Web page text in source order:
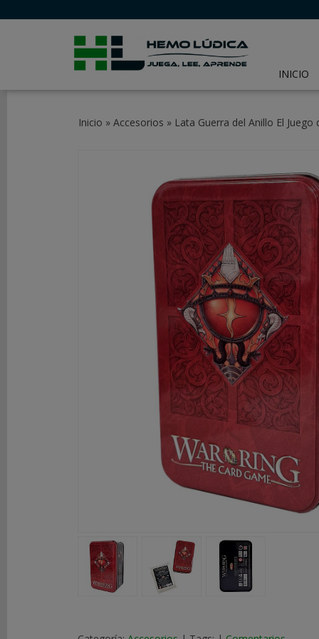
INICIO
MARCAS
Inicio » Accesorios » Lata Guerra del Anillo El